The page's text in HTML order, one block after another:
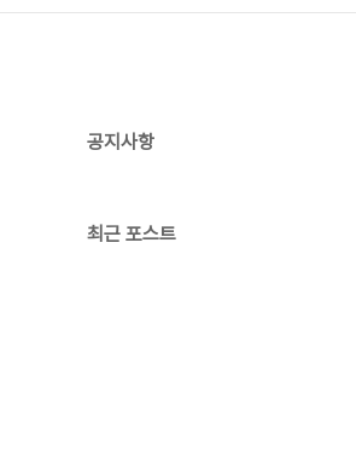
공지사항
최근 포스트